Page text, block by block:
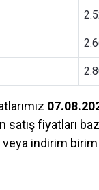
fiyatları
indirim birim